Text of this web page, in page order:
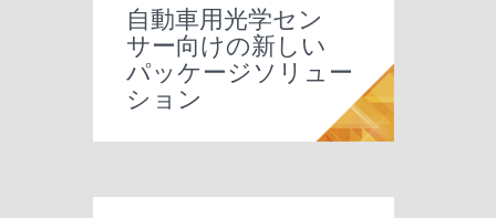
自動車用光学セン
サー向けの新しい
パッケージソリュー
ション